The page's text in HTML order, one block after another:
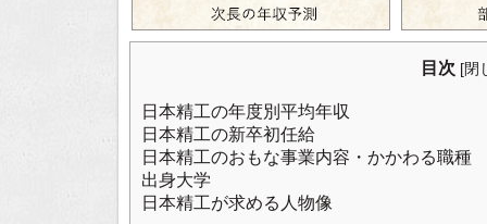
目次 [閉
日本精工の年度別平均年収
日本精工の新卒初任給
日本精工のおもな事業内容・かかわる職種
出身大学
日本精工が求める人物像